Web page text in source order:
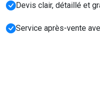
Devis clair, détaillé et
Service après-vente